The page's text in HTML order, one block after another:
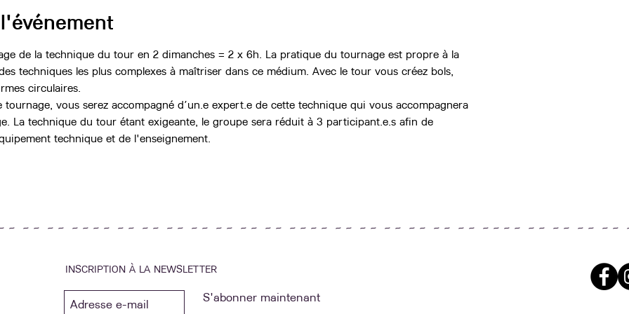
de la technique du tour en 2 dimanches = 2 x 6h. La pratique du tournage est propre à la
techniques les plus complexes à maîtriser dans ce médium. Avec le tour vous créez bols,
circulaires.
vous serez accompagné d’un.e expert.e de cette technique qui vous accompagnera
La technique du tour étant exigeante, le groupe sera réduit à 3 participant.e.s afin de
technique et de l'enseignement.
~ ~ ~ ~ ~ ~ ~ ~ ~ ~ ~ ~ ~ ~ ~ ~ ~ ~ ~ ~ ~ ~ ~ ~ ~ ~ ~ ~ ~ ~ ~ ~ ~ ~ ~ ~ ~ ~ ~ ~ ~ ~ ~ ~ ~ ~ ~ ~ ~ ~
INSCRIPTION À LA NEWSLETTER
S'abonner maintenant